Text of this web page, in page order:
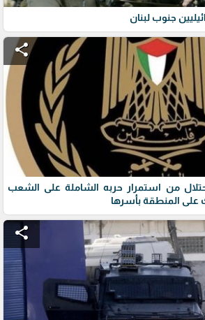
جنوب لبنان
share
من استمرار حربه الشاملة على الشعب
على المنطقة بأسرها
share